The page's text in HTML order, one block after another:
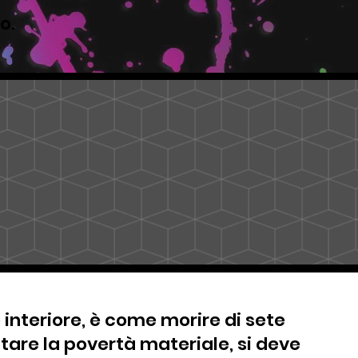
è come morire di sete
la povertà materiale, si deve